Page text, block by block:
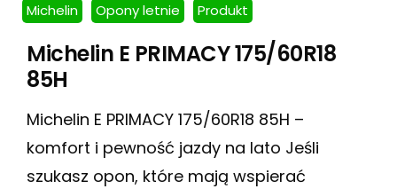
Michelin Opony letnie Produkt
Michelin E PRIMACY 175/60R18
85H
Michelin E PRIMACY 175/60R18 85H –
komfort i pewność jazdy na lato Jeśli
szukasz opon, które mają wspierać